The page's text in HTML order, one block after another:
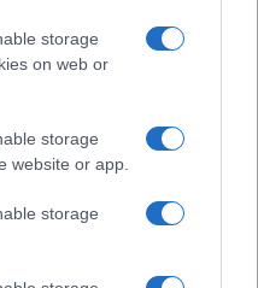
storage
on web or
storage
website or app.
storage